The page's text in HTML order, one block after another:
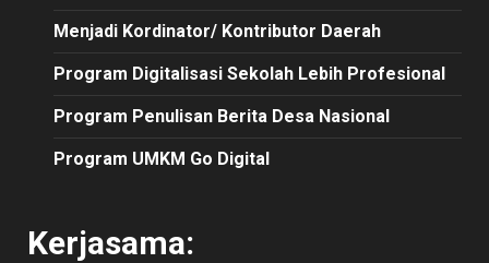
Menjadi Kordinator/ Kontributor Daerah
Program Digitalisasi Sekolah Lebih Profesional
Program Penulisan Berita Desa Nasional
Program UMKM Go Digital
Kerjasama: